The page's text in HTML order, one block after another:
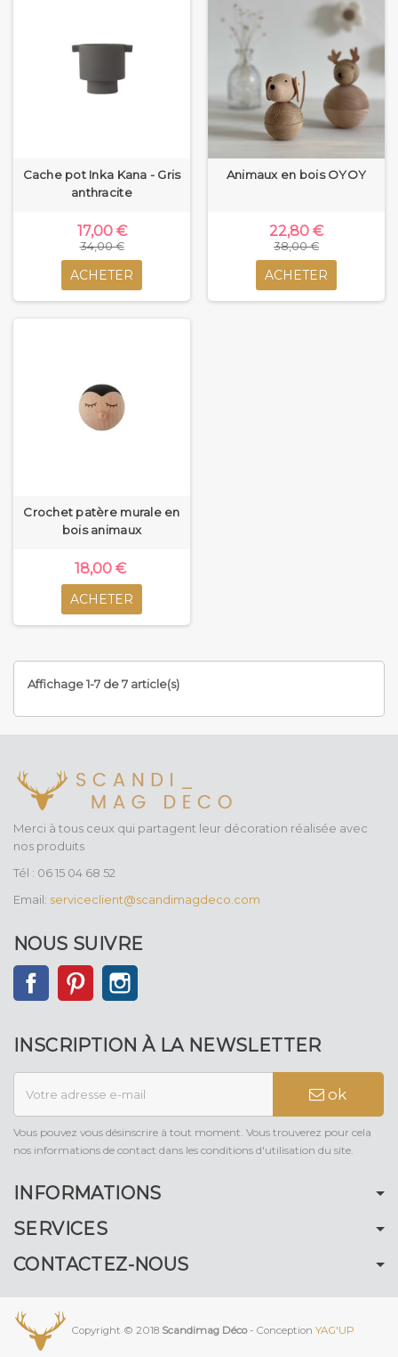
Cache pot Inka Kana - Gris
anthracite
17,00 €
34,00 €
ACHETER
Animaux en bois OYOY
22,80 €
38,00 €
ACHETER
Crochet patère murale en
bois animaux
18,00 €
ACHETER
Affichage 1-7 de 7 article(s)
Merci à tous ceux qui partagent leur décoration réalisée avec
nos produits
Tél : 06 15 04 68 52
Email: serviceclient@scandimagdeco.com
NOUS SUIVRE
FacebookPinterest
INSCRIPTION À LA NEWSLETTER
ok
Vous pouvez vous désinscrire à tout moment. Vous trouverez pour cela
nos informations de contact dans les conditions d'utilisation du site.
INFORMATIONS
SERVICES
CONTACTEZ-NOUS
Copyright © 2018 Scandimag Déco- Conception YAG'UP